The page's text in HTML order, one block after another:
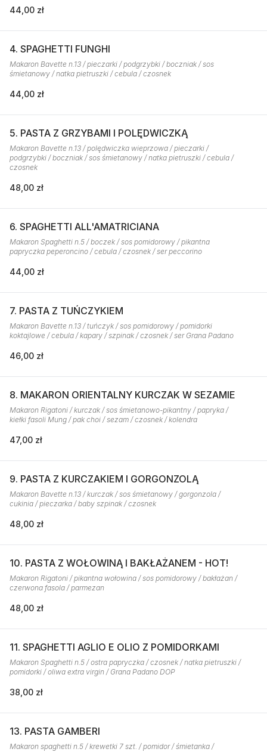
44,00 zł
4. SPAGHETTI FUNGHI
Makaron Bavette n.13 / pieczarki / podgrzybki / boczniak / sos
śmietanowy / natka pietruszki / cebula / czosnek
44,00 zł
5. PASTA Z GRZYBAMI I POLĘDWICZKĄ
Makaron Bavette n.13 / polędwiczka wieprzowa / pieczarki /
podgrzybki / boczniak / sos śmietanowy / natka pietruszki / cebula /
czosnek
48,00 zł
6. SPAGHETTI ALL'AMATRICIANA
Makaron Spaghetti n.5 / boczek / sos pomidorowy / pikantna
papryczka peperoncino / cebula / czosnek / ser peccorino
44,00 zł
7. PASTA Z TUŃCZYKIEM
Makaron Bavette n.13 / tuńczyk / sos pomidorowy / pomidorki
koktajlowe / cebula / kapary / szpinak / czosnek / ser Grana Padano
46,00 zł
8. MAKARON ORIENTALNY KURCZAK W SEZAMIE
Makaron Rigatoni / kurczak / sos śmietanowo-pikantny / papryka /
kiełki fasoli Mung / pak choi / sezam / czosnek / kolendra
47,00 zł
9. PASTA Z KURCZAKIEM I GORGONZOLĄ
Makaron Bavette n.13 / kurczak / sos śmietanowy / gorgonzola /
cukinia / pieczarka / baby szpinak / czosnek
48,00 zł
10. PASTA Z WOŁOWINĄ I BAKŁAŻANEM - HOT!
Makaron Rigatoni / pikantna wołowina / sos pomidorowy / bakłażan /
czerwona fasola / parmezan
48,00 zł
11. SPAGHETTI AGLIO E OLIO Z POMIDORKAMI
Makaron Spaghetti n.5 / ostra papryczka / czosnek / natka pietruszki /
pomidorki / oliwa extra virgin / Grana Padano DOP
38,00 zł
13. PASTA GAMBERI
Makaron spaghetti n.5 / krewetki 7 szt. / pomidor / śmietanka /